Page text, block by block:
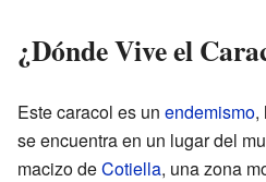
¿Dónde Vive el
Este caracol es un endemismo,
se encuentra en un lugar del
macizo deCotiella, una zona